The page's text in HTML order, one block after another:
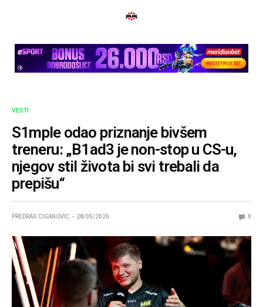
VESTI
S1mple odao priznanje bivšem
treneru: „B1ad3 je non-stop u CS-u,
njegov stil života bi svi trebali da
prepišu“
PREDRAG CIGANOVIC 28/05/2026 0